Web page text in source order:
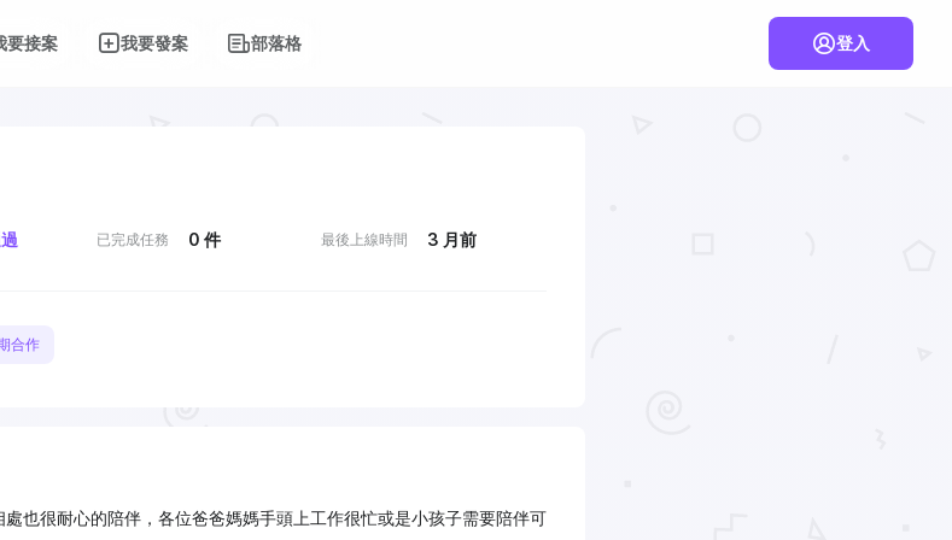
要接案 我要發案 部落格 登入
已完成任務 0 件 最後上線時間 3 月前
合作
也很耐心的陪伴，各位爸爸媽媽手頭上工作很忙或是小孩子需要陪伴可